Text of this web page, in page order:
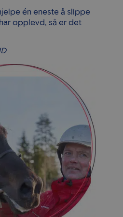
én eneste å slippe
opplevd, så er det